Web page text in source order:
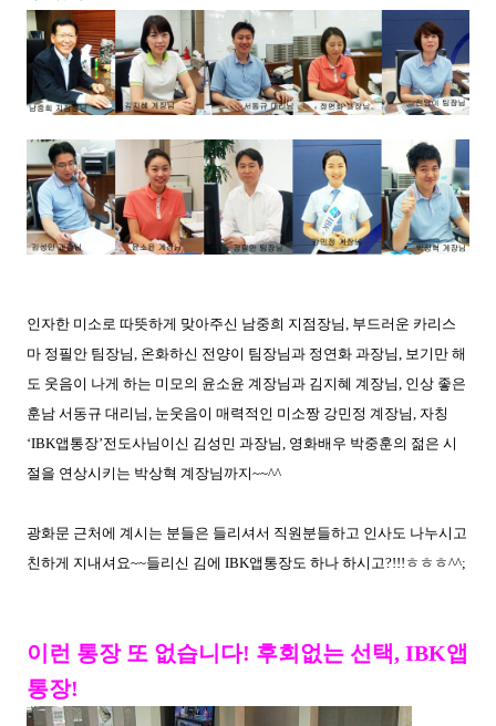
인자한 미소로 따뜻하게 맞아주신 남중희 지점장님, 부드러운 카리스
마 정필안 팀장님, 온화하신 전양이 팀장님과 정연화 과장님, 보기만 해
도 웃음이 나게 하는 미모의 윤소윤 계장님과 김지혜 계장님, 인상 좋은
훈남 서동규 대리님, 눈웃음이 매력적인 미소짱 강민정 계장님, 자칭
‘IBK앱통장’전도사님이신 김성민 과장님, 영화배우 박중훈의 젊은 시
절을 연상시키는 박상혁 계장님까지~~^^
광화문 근처에 계시는 분들은 들리셔서 직원분들하고 인사도 나누시고
친하게 지내셔요~~들리신 김에 IBK앱통장도 하나 하시고?!!!ㅎㅎㅎ^^;
이런 통장 또 없습니다! 후회없는 선택, IBK앱
통장!